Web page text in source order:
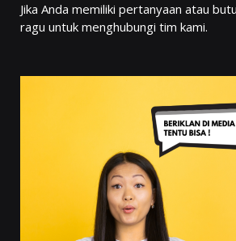
Jika Anda memiliki pertanyaan atau
ragu untuk menghubungi tim kami.